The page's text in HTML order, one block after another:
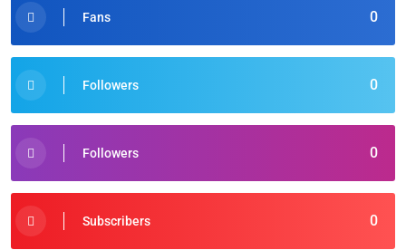
0
Fans
0
Followers
0
Followers
0
Subscribers